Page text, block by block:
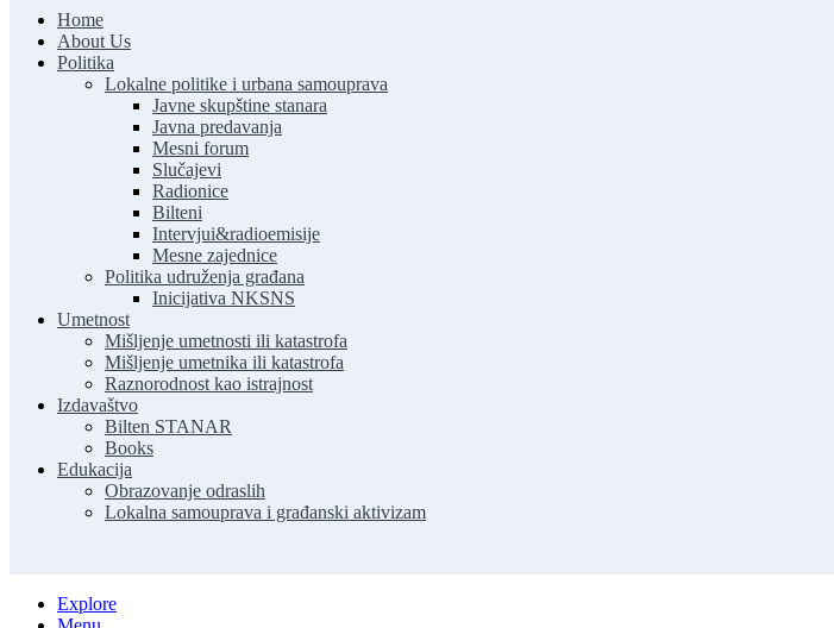
Home
About Us
Politika
Lokalne politike i urbana samouprava
Javne skupštine stanara
Javna predavanja
Mesni forum
Slučajevi
Radionice
Bilteni
Intervjui&radioemisije
Mesne zajednice
Politika udruženja građana
Inicijativa NKSNS
Umetnost
Mišljenje umetnosti ili katastrofa
Mišljenje umetnika ili katastrofa
Raznorodnost kao istrajnost
Izdavaštvo
Bilten STANAR
Books
Edukacija
Obrazovanje odraslih
Lokalna samouprava i građanski aktivizam
Explore